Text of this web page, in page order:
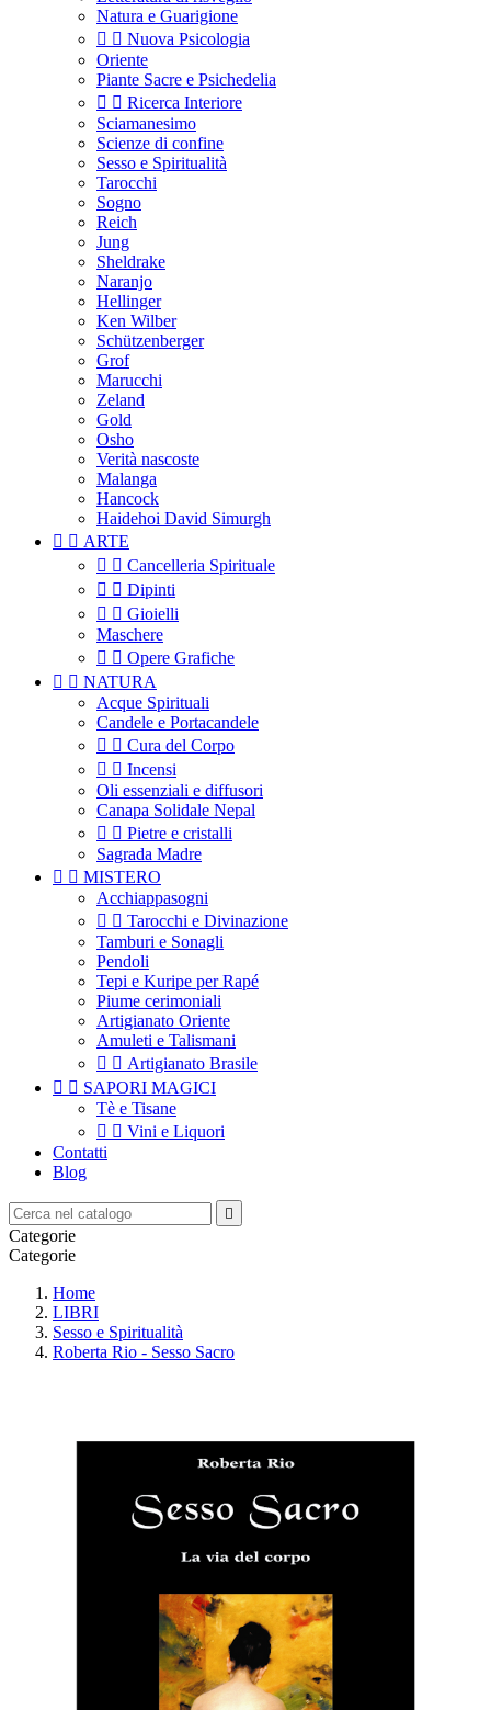
Natura e Guarigione
  Nuova Psicologia
Oriente
Piante Sacre e Psichedelia
  Ricerca Interiore
Sciamanesimo
Scienze di confine
Sesso e Spiritualità
Tarocchi
Sogno
Reich
Jung
Sheldrake
Naranjo
Hellinger
Ken Wilber
Schützenberger
Grof
Marucchi
Zeland
Gold
Osho
Verità nascoste
Malanga
Hancock
Haidehoi David Simurgh
  ARTE
  Cancelleria Spirituale
  Dipinti
  Gioielli
Maschere
  Opere Grafiche
  NATURA
Acque Spirituali
Candele e Portacandele
  Cura del Corpo
  Incensi
Oli essenziali e diffusori
Canapa Solidale Nepal
  Pietre e cristalli
Sagrada Madre
  MISTERO
Acchiappasogni
  Tarocchi e Divinazione
Tamburi e Sonagli
Pendoli
Tepi e Kuripe per Rapé
Piume cerimoniali
Artigianato Oriente
Amuleti e Talismani
  Artigianato Brasile
  SAPORI MAGICI
Tè e Tisane
  Vini e Liquori
Contatti
Blog

Categorie
Categorie
Home
LIBRI
Sesso e Spiritualità
Roberta Rio - Sesso Sacro